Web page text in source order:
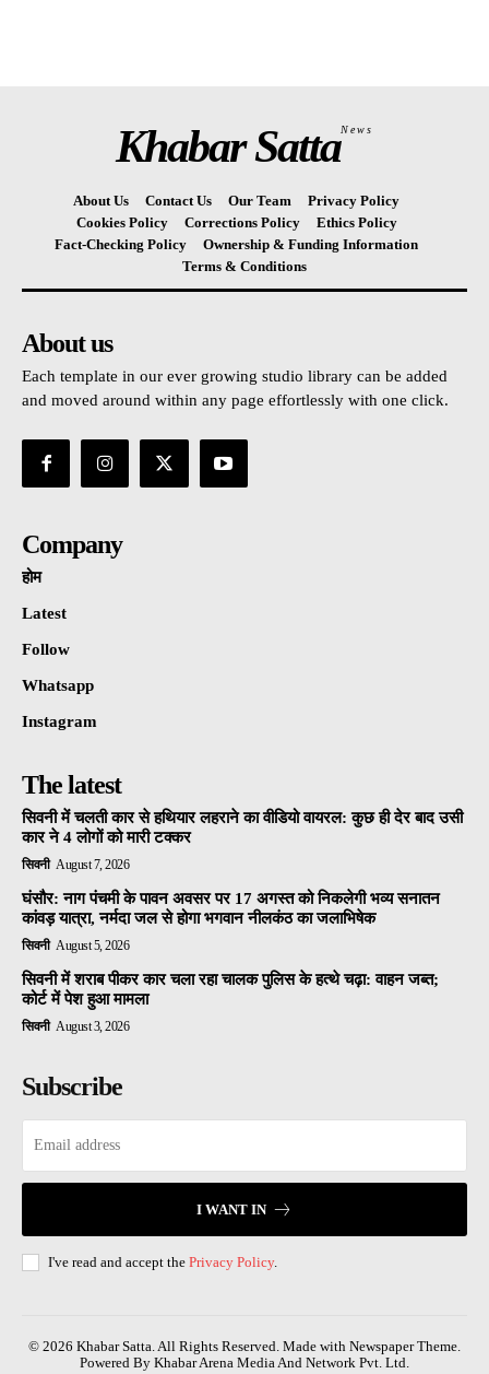
Khabar SattaNews
About Us Contact Us Our Team
Privacy Policy
Cookies Policy
Corrections Policy
Ethics Policy
Fact-Checking Policy
Ownership & Funding Information
Terms & Conditions
About us
Each template in our ever growing studio library can be added
and moved around within any page effortlessly with one click.
Company
होम
Latest
Follow
Whatsapp
Instagram
The latest
सिवनी में चलती कार से हथियार लहराने का वीडियो वायरल: कुछ ही देर बाद उसी
कार ने 4 लोगों को मारी टक्कर
सिवनी August 7, 2026
घंसौर: नाग पंचमी के पावन अवसर पर 17 अगस्त को निकलेगी भव्य सनातन
कांवड़ यात्रा, नर्मदा जल से होगा भगवान नीलकंठ का जलाभिषेक
सिवनी August 5, 2026
सिवनी में शराब पीकर कार चला रहा चालक पुलिस के हत्थे चढ़ा: वाहन जब्त;
कोर्ट में पेश हुआ मामला
सिवनी August 3, 2026
Subscribe
I WANT IN
I've read and accept the Privacy Policy.
© 2026 Khabar Satta. All Rights Reserved. Made with Newspaper Theme.
Powered By Khabar Arena Media And Network Pvt. Ltd.